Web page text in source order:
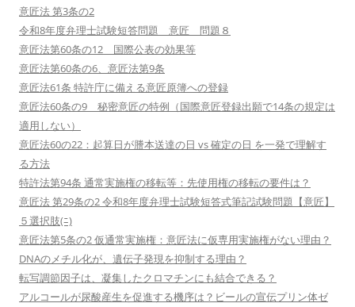
意匠法 第3条の2
令和8年度弁理士試験短答問題 意匠 問題８
意匠法第60条の12 国際公表の効果等
意匠法第60条の6、意匠法第9条
意匠法61条 特許庁に備える意匠原簿への登録
意匠法60条の9 秘密意匠の特例（国際意匠登録出願で14条の規定は
適用しない）
意匠法60の22：起算日が謄本送達の日 vs 確定の日 を一発で理解す
る方法
特許法第94条 通常実施権の移転等：先使用権の移転の要件は？
意匠法 第29条の2 令和8年度弁理士試験短答式筆記試験問題【意匠】
５選択肢(ﾆ)
意匠法第5条の2 仮通常実施権：意匠法に仮専用実施権がない理由？
DNAのメチル化が、遺伝子発現を抑制する理由？
転写調節因子は、凝集したクロマチンにも結合できる？
アルコールが尿酸産生を促進する機序は？ビールの宣伝プリン体ゼ